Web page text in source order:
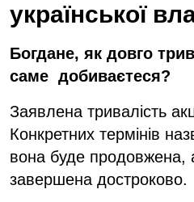
української
Богдане, як довго
саме добиваєтеся?
Заявлена тривалість
Конкретних термінів
вона буде продовжена,
завершена достроково.